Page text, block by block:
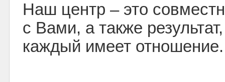
Наш центр – это
с Вами, а также
каждый имеет отношение.